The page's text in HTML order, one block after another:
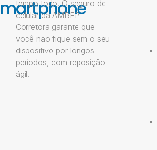
tempo todo. O seguro de
celular da AMBEP
Corretora garante que
você não fique sem o seu
dispositivo por longos
períodos, com reposição
ágil.